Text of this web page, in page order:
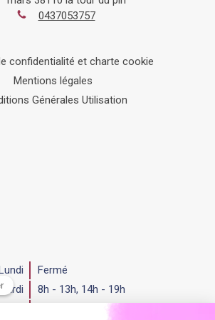
0437053757
confidentialité et charte cookie
Mentions légales
Générales Utilisation
Fermé
8h - 13h, 14h - 19h
14h - 19h